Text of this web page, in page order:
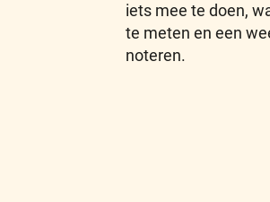
iets mee te doen,
te meten en een
noteren.